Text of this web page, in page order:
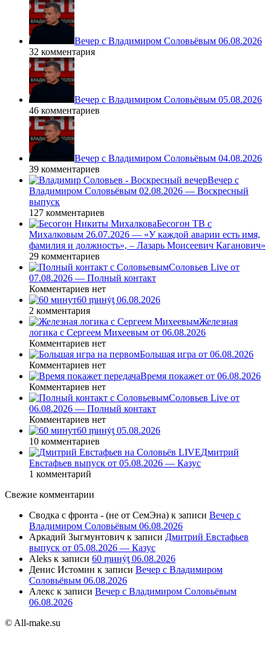
Вечер с Владимиром Соловьёвым 06.08.2026
32 комментария
Вечер с Владимиром Соловьёвым 05.08.2026
46 комментариев
Вечер с Владимиром Соловьёвым 04.08.2026
39 комментариев
Вечер с
Владимиром Соловьёвым 02.08.2026 — Воскресный
выпуск
127 комментариев
Бесогон ТВ с
Михалковым 26.07.2026 — «У каждой аварии есть имя,
фамилия и должность», – Лазарь Моисеевич Каганович»
29 комментариев
Соловьев Live от
07.08.2026 — Полный контакт
Комментариев нет
60 ṃинẏƫ 06.08.2026
2 комментария
Железная
логика с Сергеем Михеевым от 06.08.2026
Комментариев нет
Большая игра от 06.08.2026
Комментариев нет
Время покажет от 06.08.2026
Комментариев нет
Соловьев Live от
06.08.2026 — Полный контакт
Комментариев нет
60 ṃинẏƫ 05.08.2026
10 комментариев
Дмитрий
Евстафьев выпуск от 05.08.2026 — Казус
1 комментарий
Свежие комментарии
Сводка с фронта - (не от СемЭна) к записи Вечер с
Владимиром Соловьёвым 06.08.2026
Аркадий Зыгмунтович к записи Дмитрий Евстафьев
выпуск от 05.08.2026 — Казус
Aleks к записи 60 ṃинẏƫ 06.08.2026
Денис Истомин к записи Вечер с Владимиром
Соловьёвым 06.08.2026
Алекс к записи Вечер с Владимиром Соловьёвым
06.08.2026
© All-make.su